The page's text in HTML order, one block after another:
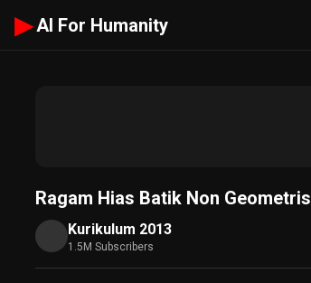
▶ AI For Humanity
Ragam Hias Batik Non Geometris
Kurikulum 2013
1.5M Subscribers